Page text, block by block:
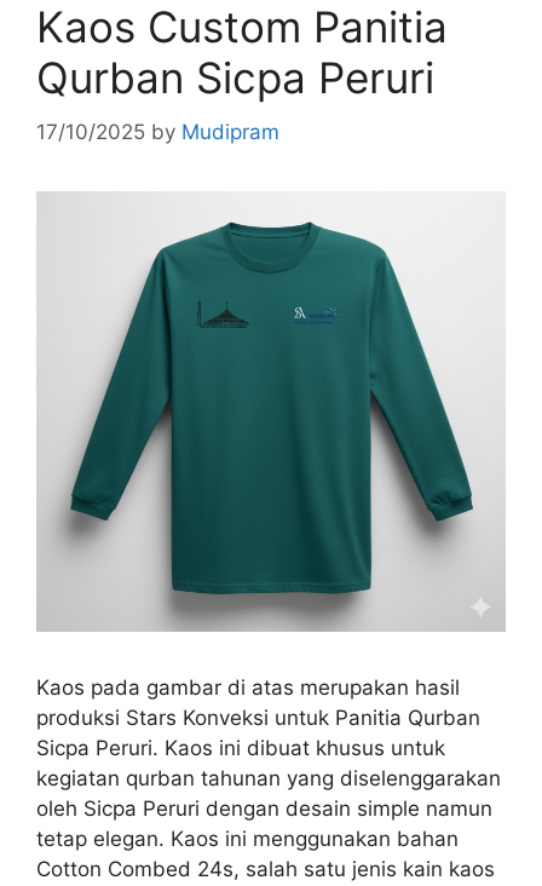
Kaos Custom Panitia
Qurban Sicpa Peruri
17/10/2025 by Mudipram
Kaos pada gambar di atas merupakan hasil
produksi Stars Konveksi untuk Panitia Qurban
Sicpa Peruri. Kaos ini dibuat khusus untuk
kegiatan qurban tahunan yang diselenggarakan
oleh Sicpa Peruri dengan desain simple namun
tetap elegan. Kaos ini menggunakan bahan
Cotton Combed 24s, salah satu jenis kain kaos